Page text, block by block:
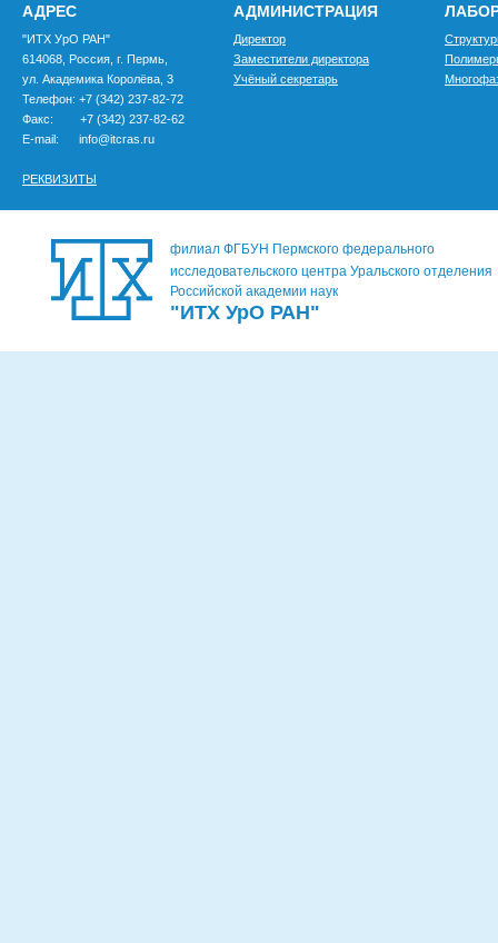
АДРЕС
"ИТХ УрО РАН"
614068, Россия, г. Пермь,
ул. Академика Королёва, 3
Телефон: +7 (342) 237-82-72
Факс: +7 (342) 237-82-62
E-mail: info@itcras.ru
РЕКВИЗИТЫ
АДМИНИСТРАЦИЯ
Директор
Заместители директора
Учёный секретарь
филиал ФГБУН Пермского федерального
исследовательского центра Уральского отделения
Российской академии наук
"ИТХ УрО РАН"